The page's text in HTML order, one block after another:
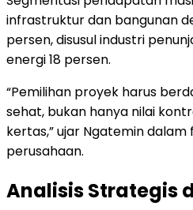
infrastruktur dan bangunan
persen, disusul industri
energi 18 persen.
“Pemilihan proyek harus
sehat, bukan hanya nilai
kertas,” ujar Ngatemin
perusahaan.
Analisis Strategis